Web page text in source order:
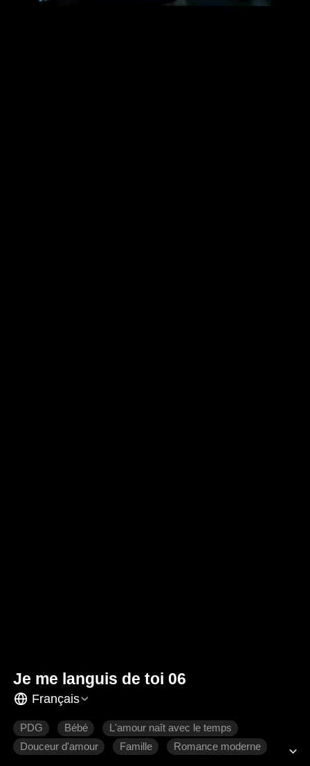
Je me languis de toi 06
Français
PDG Bébé
L'amour naît avec le temps
Douceur d'amour
Famille Romance moderne